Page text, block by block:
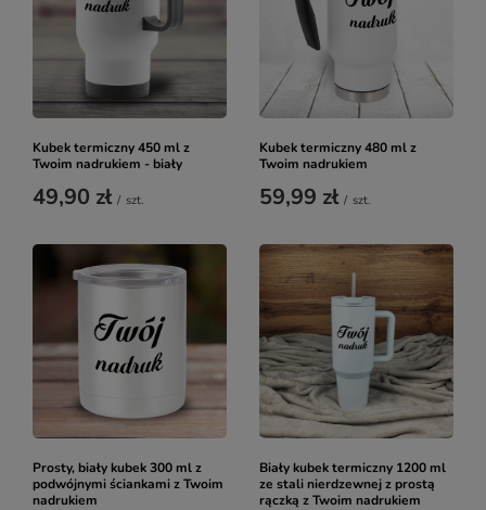
Kubek termiczny 450 ml z
Twoim nadrukiem - biały
49,90 zł / szt.
Kubek termiczny 480 ml z
Twoim nadrukiem
59,99 zł / szt.
Prosty, biały kubek 300 ml z
podwójnymi ściankami z Twoim
nadrukiem
Biały kubek termiczny 1200 ml
ze stali nierdzewnej z prostą
rączką z Twoim nadrukiem